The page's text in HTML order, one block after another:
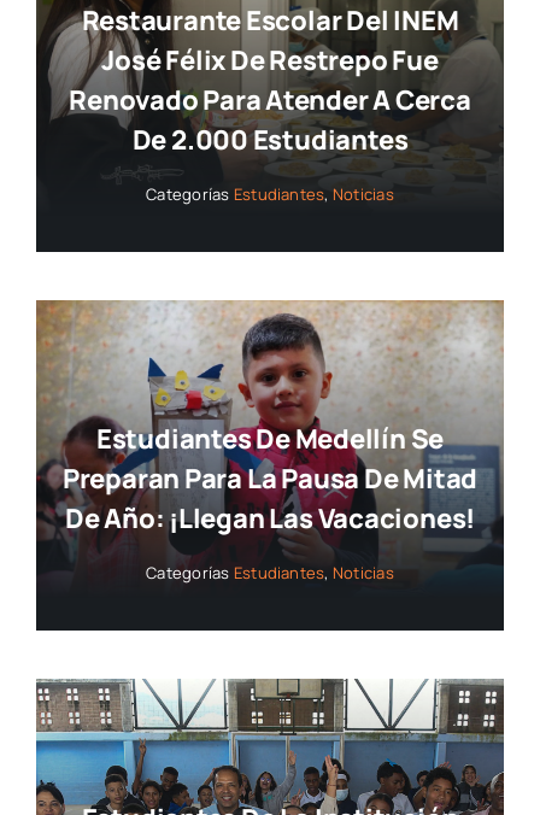
Restaurante Escolar Del INEM
José Félix De Restrepo Fue
Renovado Para Atender A Cerca
De 2.000 Estudiantes
Categorías Estudiantes, Noticias
Estudiantes De Medellín Se
Preparan Para La Pausa De Mitad
De Año: ¡llegan Las Vacaciones!
Categorías Estudiantes, Noticias